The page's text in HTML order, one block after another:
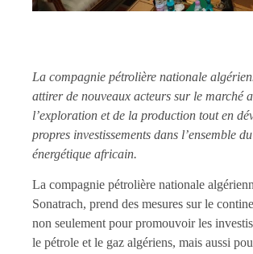
La compagnie pétrolière nationale
attirer de nouveaux acteurs sur le marché
l’exploration et de la production tout en
propres investissements dans l’ensemble
énergétique africain.
La compagnie pétrolière nationale
Sonatrach, prend des mesures sur le
non seulement pour promouvoir les
le pétrole et le gaz algériens, mais aussi